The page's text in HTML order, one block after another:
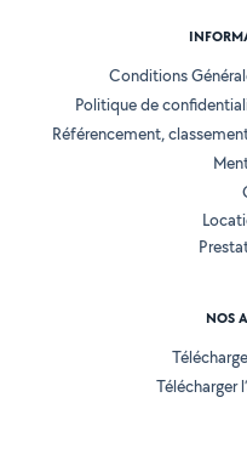
Conditions
Politique de
Référencement,
NOS
Télécharger